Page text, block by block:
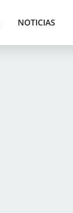
NOTICIAS